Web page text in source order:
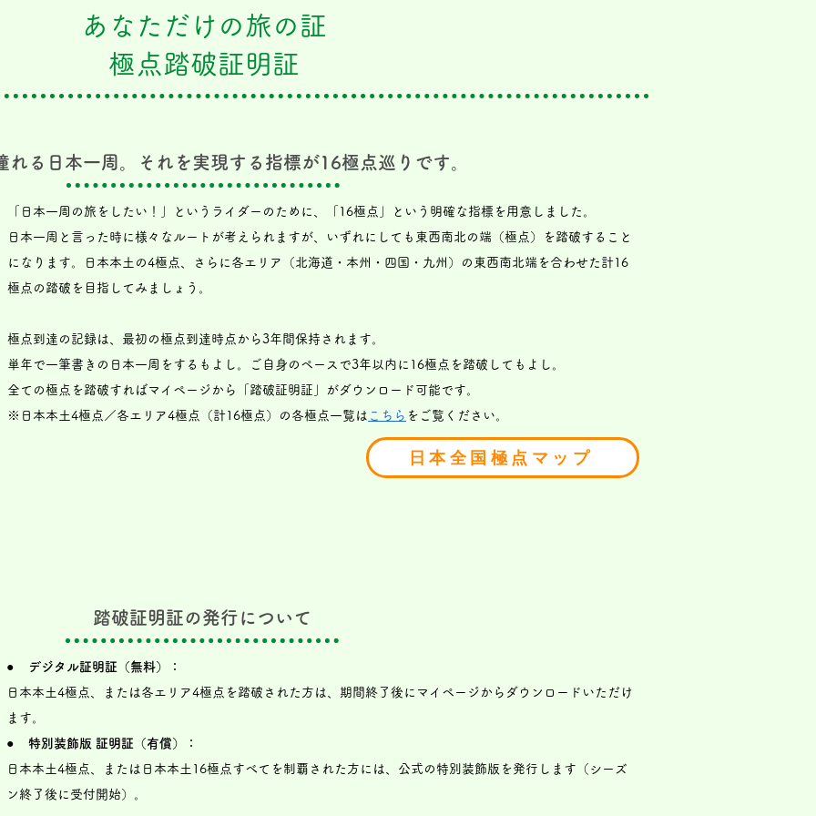
あなただけの旅の証
極点踏破証明証
れる日本一周。それを実現する指標が16極点巡りです。
「日本一周の旅をしたい！」というライダーのために、「16極点」という明確な指標を用意しました。
日本一周と言った時に様々なルートが考えられますが、いずれにしても東西南北の端（極点）を踏破すること
になります。日本本土の4極点、さらに各エリア（北海道・本州・四国・九州）の東西南北端を合わせた計16
極点の踏破を目指してみましょう。
極点到達の記録は、最初の極点到達時点から3年間保持されます。
単年で一筆書きの日本一周をするもよし。ご自身のペースで3年以内に16極点を踏破してもよし。
全ての極点を踏破すればマイページから「踏破証明証」がダウンロード可能です。
※日本本土4極点／各エリア4極点（計16極点）の各極点一覧は こちら をご覧ください。
日本全国極点マップ
踏破証明証の発行について
● デジタル証明証（無料）：
日本本土4極点、または各エリア4極点を踏破された方は、期間終了後にマイページからダウンロードいただけ
ます。
● 特別装飾版 証明証（有償）：
日本本土4極点、または日本本土16極点すべてを制覇された方には、公式の特別装飾版を発行します（シーズ
ン終了後に受付開始）。